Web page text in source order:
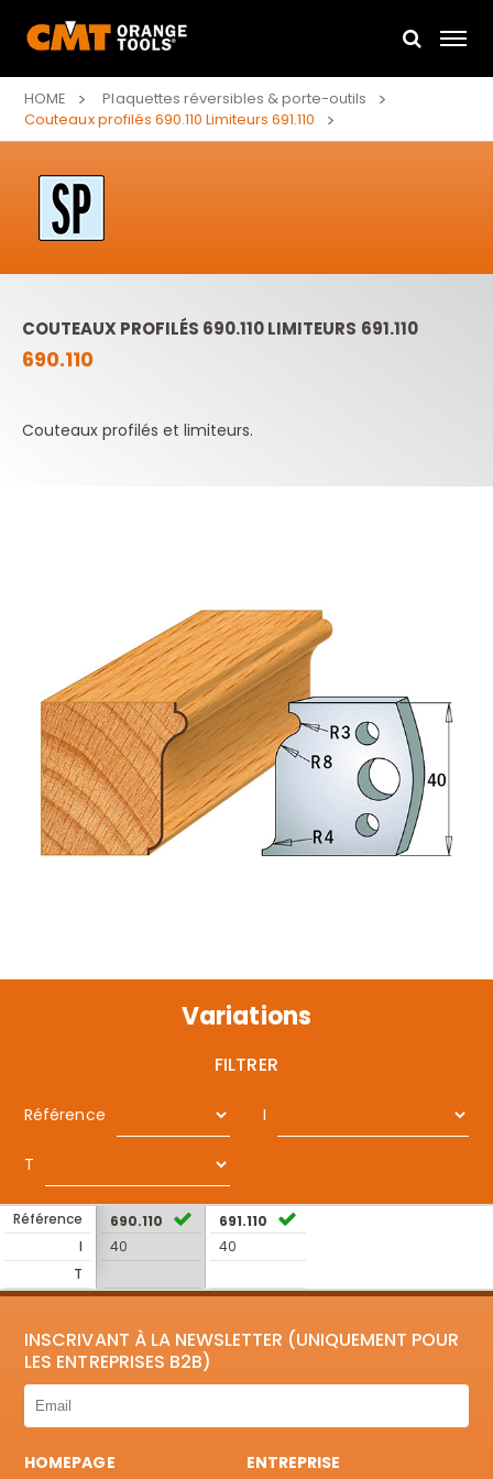
HOME
Plaquettes réversibles & porte-outils
Couteaux profilés 690.110 Limiteurs 691.110
COUTEAUX PROFILÉS 690.110 LIMITEURS 691.110
690.110
Couteaux profilés et limiteurs.
Variations
FILTRER
Référence I
T
Référence
I
T
690.110
40
691.110
40
INSCRIVANT À LA NEWSLETTER (UNIQUEMENT POUR
LES ENTREPRISES B2B)
HOMEPAGE
ENTREPRISE